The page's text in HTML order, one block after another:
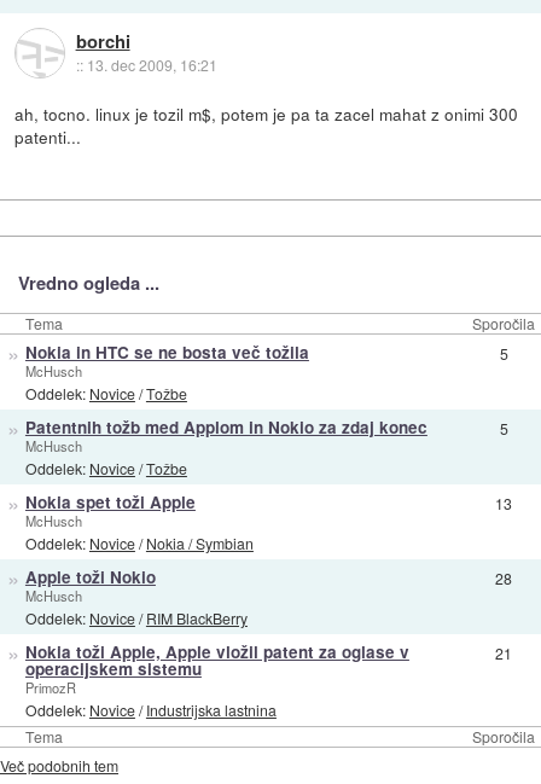
borchi
:: 13. dec 2009, 16:21
ah, tocno. linux je tozil m$, potem je pa ta zacel mahat z onimi 300
patenti...
Vredno ogleda ...
Tema Sporočila
Tema Sporočila
» Nokia in HTC se ne bosta več tožila
McHusch
Oddelek: Novice/Tožbe
5
» Patentnih tožb med Applom in Nokio za zdaj konec
McHusch
Oddelek: Novice/Tožbe
5
» Nokia spet toži Apple
McHusch
Oddelek: Novice/Nokia / Symbian
13
» Apple toži Nokio
McHusch
Oddelek: Novice/RIM BlackBerry
28
» Nokia toži Apple, Apple vložil patent za oglase v
operacijskem sistemu
PrimozR
Oddelek: Novice/Industrijska lastnina
21
Več podobnih tem